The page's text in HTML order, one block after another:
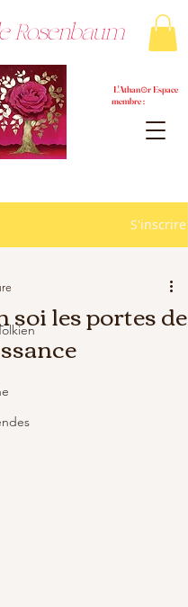
Rosenbaum
L'Athan⊙r Espace
membre :
S'inscrire
les portes de